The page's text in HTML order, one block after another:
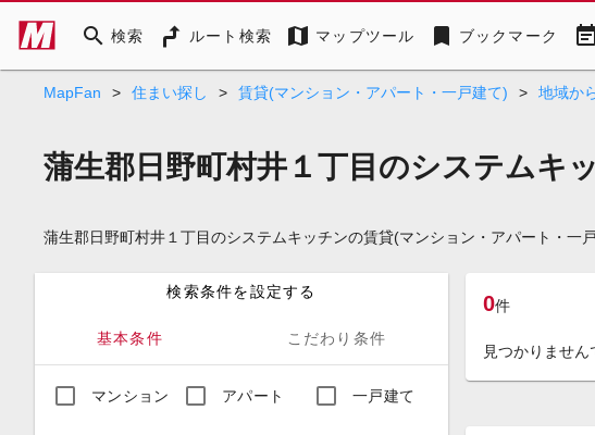
search 検索 ルート検索 map マップツール bookmark ブックマーク event_note
MapFan > 住まい探し > 賃貸(マンション・アパート・一戸建て) > 地域か
蒲生郡日野町村井１丁目のシステムキ
蒲生郡日野町村井１丁目のシステムキッチンの賃貸(マンション・アパート・一
検索条件を設定する
基本条件 こだわり条件
マンション アパート 一戸建て
0件
見つかりません